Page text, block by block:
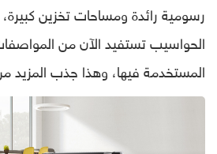
رسومية رائدة ومساحات تخزين
الحواسيب تستفيد الآن من
المستخدمة فيها، وهذا جذب المزيد